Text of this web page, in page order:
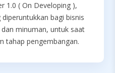
1.0 ( On Developing ),
bagi bisnis
minuman, untuk saat
tahap pengembangan.